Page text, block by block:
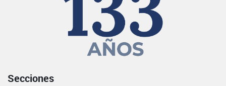
Secciones